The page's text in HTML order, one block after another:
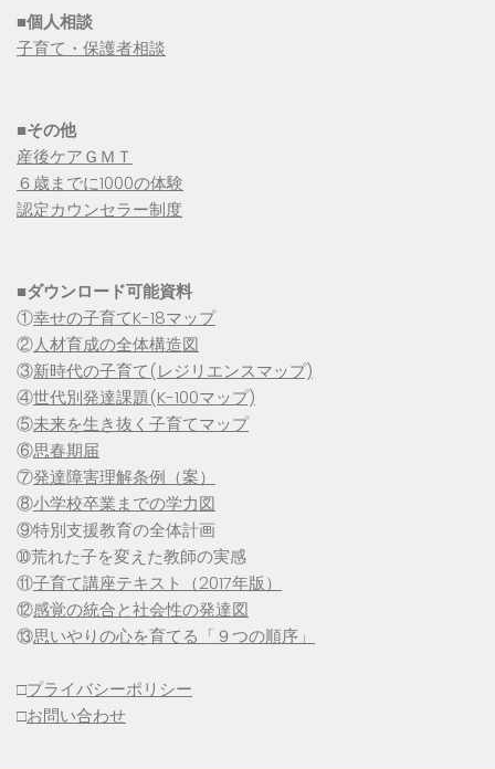
■個人相談
子育て・保護者相談
■その他
産後ケアＧＭＴ
６歳までに1000の体験
認定カウンセラー制度
■ダウンロード可能資料
①幸せの子育てK-18マップ
②人材育成の全体構造図
③新時代の子育て(レジリエンスマップ)
④世代別発達課題(K-100マップ)
⑤未来を生き抜く子育てマップ
⑥思春期届
⑦発達障害理解条例（案）
⑧小学校卒業までの学力図
⑨特別支援教育の全体計画
➉荒れた子を変えた教師の実感
⑪子育て講座テキスト（2017年版）
⑫感覚の統合と社会性の発達図
⑬思いやりの心を育てる「９つの順序」
□プライバシーポリシー
□お問い合わせ